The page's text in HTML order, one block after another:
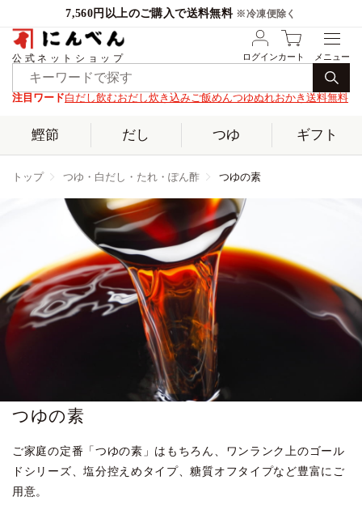
7,560円以上のご購入で送料無料 ※冷凍便除く
公式ネットショップ ログインカート
注目ワード白だし飲むおだし炊き込みご飯めんつゆぬれおかき 送料無料
鰹節 だし つゆ ギフト
トップ つゆ・白だし・たれ・ぽん酢 つゆの素
つゆの素
ご家庭の定番「つゆの素」はもちろん、ワンランク上のゴール
ドシリーズ、塩分控えめタイプ、糖質オフタイプなど豊富にご
用意。